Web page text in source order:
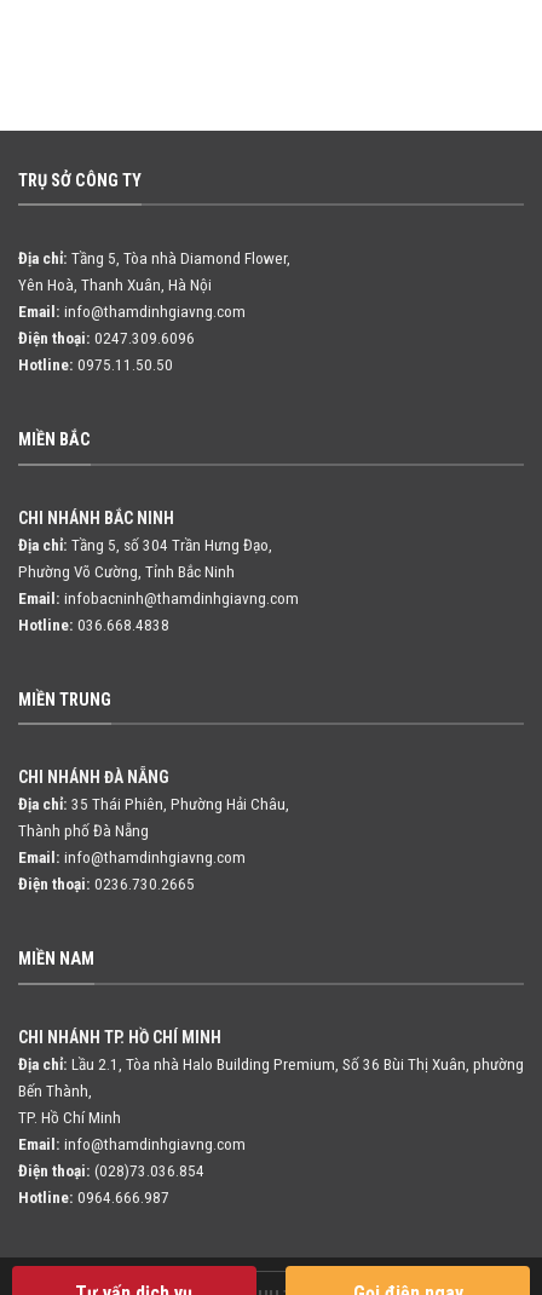
TRỤ SỞ CÔNG TY
Địa chỉ: Tầng 5, Tòa nhà Diamond Flower,
Yên Hoà, Thanh Xuân, Hà Nội
Email: info@thamdinhgiavng.com
Điện thoại: 0247.309.6096
Hotline: 0975.11.50.50
MIỀN BẮC
CHI NHÁNH BẮC NINH
Địa chỉ: Tầng 5, số 304 Trần Hưng Đạo,
Phường Võ Cường, Tỉnh Bắc Ninh
Email: infobacninh@thamdinhgiavng.com
Hotline: 036.668.4838
MIỀN TRUNG
CHI NHÁNH ĐÀ NẴNG
Địa chỉ: 35 Thái Phiên, Phường Hải Châu,
Thành phố Đà Nẵng
Email: info@thamdinhgiavng.com
Điện thoại: 0236.730.2665
MIỀN NAM
CHI NHÁNH TP. HỒ CHÍ MINH
Địa chỉ: Lầu 2.1, Tòa nhà Halo Building Premium, Số 36 Bùi Thị Xuân, phường
Bến Thành,
TP. Hồ Chí Minh
Email: info@thamdinhgiavng.com
Điện thoại: (028)73.036.854
Hotline: 0964.666.987